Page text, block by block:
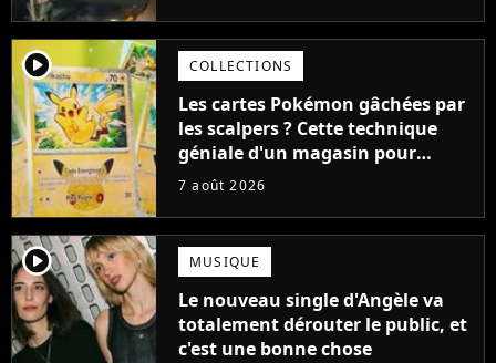
player2 COLLECTIONS
Les cartes Pokémon gâchées par
les scalpers ? Cette technique
géniale d'un magasin pour
ruiner les revendeurs
7 août 2026
player2 MUSIQUE
Le nouveau single d'Angèle va
totalement dérouter le public, et
c'est une bonne chose